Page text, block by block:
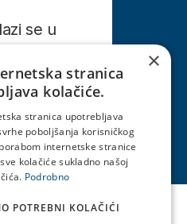
se u
×
stranica
kolačiće.
stranica upotrebljava
poboljšanja korisničkog
internetske stranice
kolačiće sukladno našoj
Podrobno
POTREBNI KOLAČIĆI